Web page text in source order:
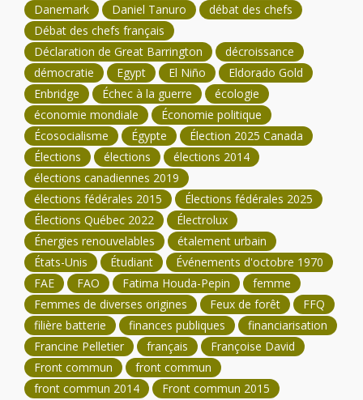
Danemark
Daniel Tanuro
débat des chefs
Débat des chefs français
Déclaration de Great Barrington
décroissance
démocratie
Egypt El Niño
Eldorado Gold
Enbridge
Échec à la guerre
écologie
économie mondiale
Économie politique
Écosocialisme
Égypte
Élection 2025 Canada
Élections
élections
élections 2014
élections canadiennes 2019
élections fédérales 2015
Élections fédérales 2025
Élections Québec 2022
Électrolux
Énergies renouvelables
étalement urbain
États-Unis
Étudiant
Événements d'octobre 1970
FAE
FAO Fatima Houda-Pepin
femme
Femmes de diverses origines
Feux de forêt
FFQ
filière batterie
finances publiques
financiarisation
Francine Pelletier
français
Françoise David
Front commun
front commun
front commun 2014
Front commun 2015